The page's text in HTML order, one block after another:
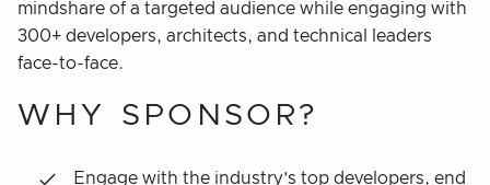
mindshare of a targeted audience while engaging with
300+ developers, architects, and technical leaders
face-to-face.
WHY SPONSOR?
Engage with the industry’s top developers, end